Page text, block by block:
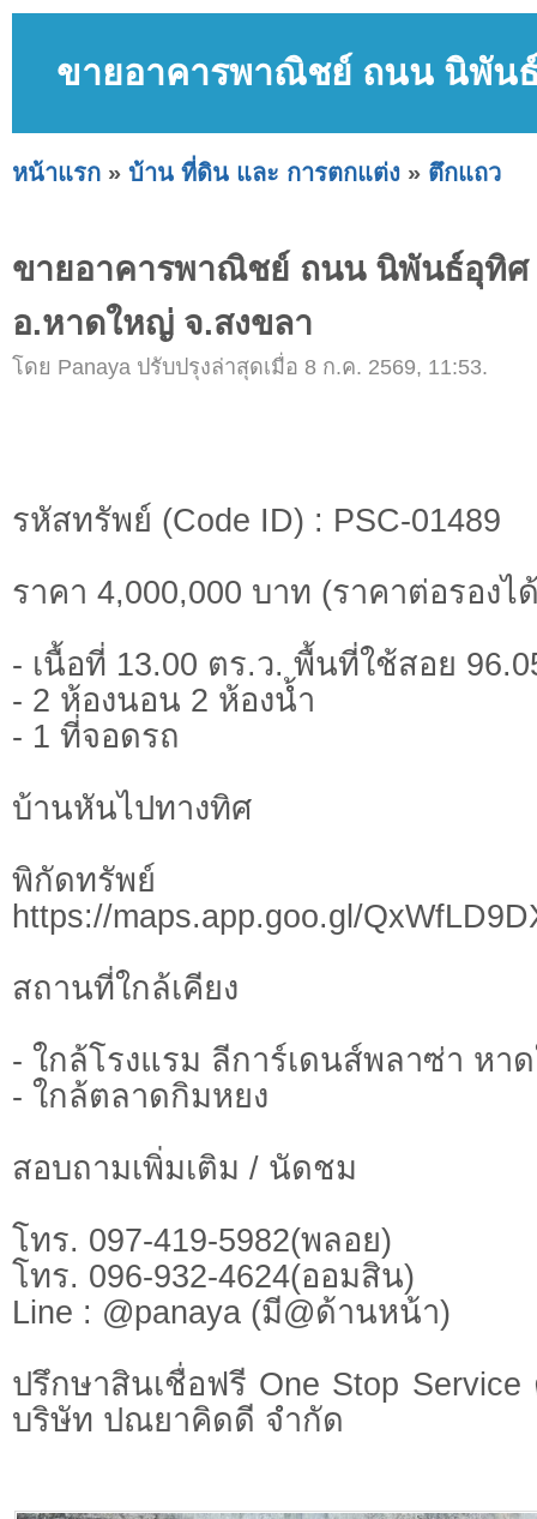
ขายอาคารพาณิชย์ ถนน นิพัน
หน้าแรก » บ้าน ที่ดิน และ การตกแต่ง » ตึกแถว
ขายอาคารพาณิชย์ ถนน นิพันธ์อุทิ
อ.หาดใหญ่ จ.สงขลา
โดย Panaya ปรับปรุงล่าสุดเมื่อ 8 ก.ค. 2569, 11:53.
รหัสทรัพย์ (Code ID) : PSC-01489
ราคา 4,000,000 บาท (ราคาต่อรองไ
- เนื้อที่ 13.00 ตร.ว. พื้นที่ใช้สอย
- 2 ห้องนอน 2 ห้องน้ำ
- 1 ที่จอดรถ
บ้านหันไปทางทิศ
พิกัดทรั
https://maps.app.goo.gl/
สถานที่ใกล้เคียง
- ใกล้โรงแรม ลีการ์เดนส์พลาซ่า หา
- ใกล้ตลาดกิมหยง
สอบถามเพิ่มเติม / นัดชม
โทร. 097-419-5982(พลอย)
โทร. 096-932-4624(ออมสิน)
Line : @panaya (มี@ด้านหน้า)
ปรึกษาสินเชื่อฟรี One Stop
บริษัท ปณยาคิดดี จำกัด